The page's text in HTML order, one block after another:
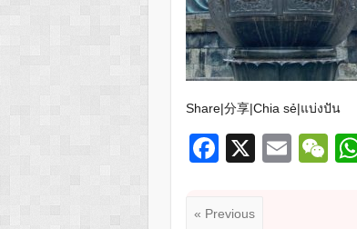
Share|分享|Chia sẻ|แบ่งปัน
F
c
X
E
W
« Previous